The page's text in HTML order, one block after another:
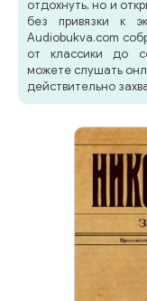
отдохнуть, но и
без привязки к
Audiobukva.com
от классики до
можете слушать
действительно